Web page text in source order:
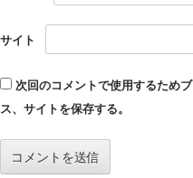
サイト
次回のコメントで使用するため
ス、サイトを保存する。